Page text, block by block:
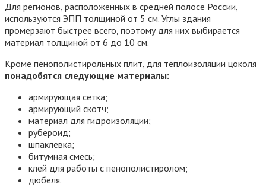
Для регионов, расположенных в средней полосе России,
используются ЭПП толщиной от 5 см. Углы здания
промерзают быстрее всего, поэтому для них выбирается
материал толщиной от 6 до 10 см.
Кроме пенополистирольных плит, для теплоизоляции цоколя
понадобятся следующие материалы:
армирующая сетка;
армирующий скотч;
материал для гидроизоляции;
рубероид;
шпаклевка;
битумная смесь;
клей для работы с пенополистиролом;
дюбеля.